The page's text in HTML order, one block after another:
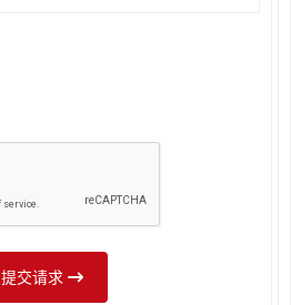
提交请求